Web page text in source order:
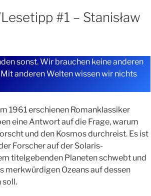
#1 – Stanisław
sonst. Wir brauchen keine anderen
anderen Welten wissen wir nichts
1961 erschienen Romanklassiker
eine Antwort auf die Frage, warum
und den Kosmos durchreist. Es ist
Forscher auf der Solaris-
titelgebenden Planeten schwebt und
merkwürdigen Ozeans auf dessen
soll.